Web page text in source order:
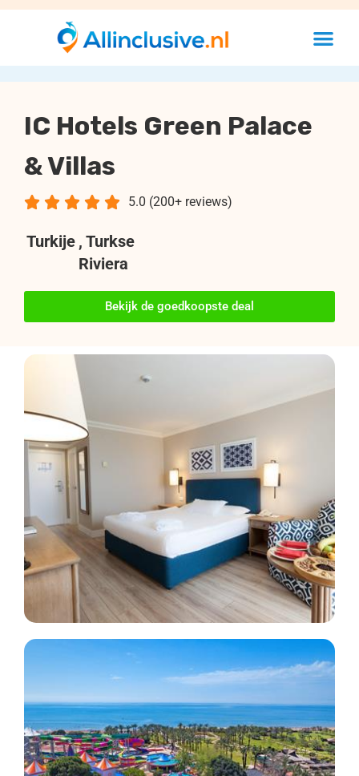
IC Hotels Green Palace
& Villas
5.0 (200+ reviews)
    
Turkije , Turkse
Riviera
Bekijk de goedkoopste deal